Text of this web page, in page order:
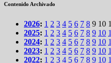
Contenido Archivado
2026: 1 2 3 4 5 6 7 8 9 10
2025: 1 2 3 4 5 6 7 8 9 10
2024: 1 2 3 4 5 6 7 8 9 10
2023: 1 2 3 4 5 6 7 8 9 10
2022: 1 2 3 4 5 6 7 8 9 10